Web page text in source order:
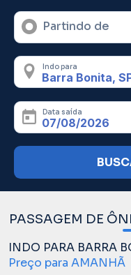
Partindo de
Indo para
Data saída
PASSAGEM DE
INDO PARA BARRA
Preço para AMANHÃ